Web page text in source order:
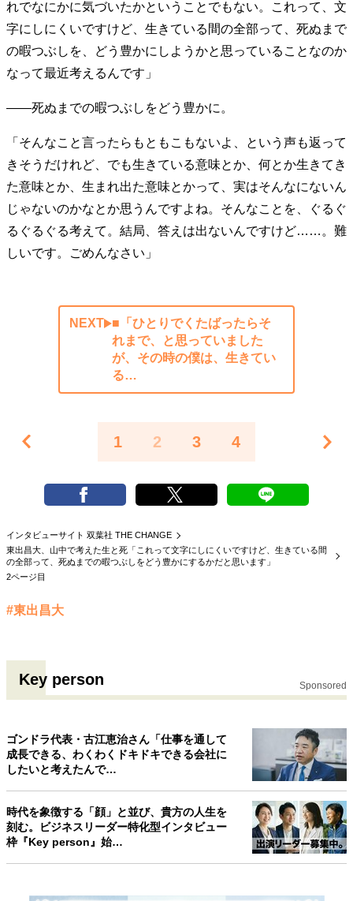
れでなにかに気づいたかということでもない。これって、文
字にしにくいですけど、生きている間の全部って、死ぬまで
の暇つぶしを、どう豊かにしようかと思っていることなのか
なって最近考えるんです」
――死ぬまでの暇つぶしをどう豊かに。
「そんなこと言ったらもともこもないよ、という声も返って
きそうだけれど、でも生きている意味とか、何とか生きてき
た意味とか、生まれ出た意味とかって、実はそんなにないん
じゃないのかなとか思うんですよね。そんなことを、ぐるぐ
るぐるぐる考えて。結局、答えは出ないんですけど……。難
しいです。ごめんなさい」
NEXT
■「ひとりでくたばったらそ
れまで、と思っていました
が、その時の僕は、生きてい
る…
1 2 3 4
インタビューサイト 双葉社 THE CHANGE
東出昌大、山中で考えた生と死「これって文字にしにくいですけど、生きている間
の全部って、死ぬまでの暇つぶしをどう豊かにするかだと思います」
2ページ目
#東出昌大
Key person Sponsored
ゴンドラ代表・古江恵治さん「仕事を通して
成長できる、わくわくドキドキできる会社に
したいと考えたんで…
時代を象徴する「顔」と並び、貴方の人生を
刻む。ビジネスリーダー特化型インタビュー
枠『Key person』始…